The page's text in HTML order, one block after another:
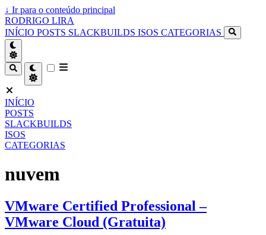
↓ Ir para o conteúdo principal
RODRIGO LIRA
INÍCIO POSTS SLACKBUILDS ISOS CATEGORIAS
INÍCIO
POSTS
SLACKBUILDS
ISOS
CATEGORIAS
nuvem
VMware Certified Professional –
VMware Cloud (Gratuita)